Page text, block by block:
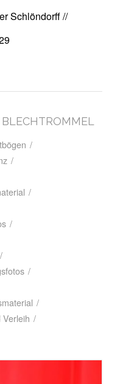
Schlöndorff //
/
/
/
/
/
/
/
/